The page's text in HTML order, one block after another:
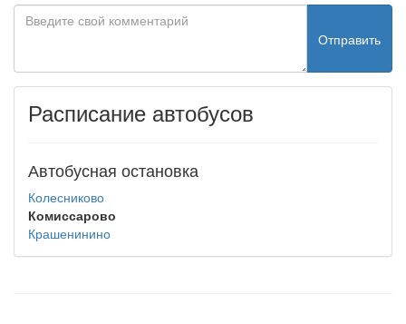
Отправить
Расписание автобусов
Автобусная остановка
Колесниково
Комиссарово
Крашенинино